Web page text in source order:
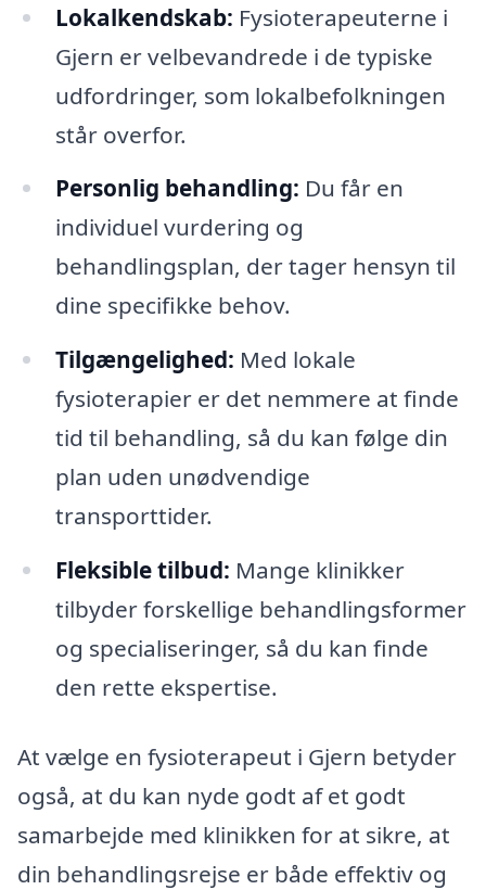
Lokalkendskab: Fysioterapeuterne i
Gjern er velbevandrede i de typiske
udfordringer, som lokalbefolkningen
står overfor.
Personlig behandling: Du får en
individuel vurdering og
behandlingsplan, der tager hensyn til
dine specifikke behov.
Tilgængelighed: Med lokale
fysioterapier er det nemmere at finde
tid til behandling, så du kan følge din
plan uden unødvendige
transporttider.
Fleksible tilbud: Mange klinikker
tilbyder forskellige behandlingsformer
og specialiseringer, så du kan finde
den rette ekspertise.
At vælge en fysioterapeut i Gjern betyder
også, at du kan nyde godt af et godt
samarbejde med klinikken for at sikre, at
din behandlingsrejse er både effektiv og